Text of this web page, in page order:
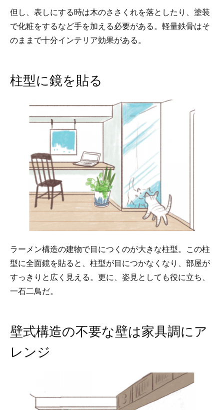
但し、表しにする時は木のささくれを落としたり、塗装
で化粧をするなど手を加える必要がある。軽量鉄骨はそ
のままで十分インテリア効果がある。
柱型に鏡を貼る
ラーメン構造の建物で目につくのが大きな柱型。この柱
型に全面鏡を貼ると、柱型が目につかなくなり、部屋が
すっきりと広く見える。更に、姿見としても役に立ち、
一石二鳥だ。
壁式構造の不要な壁は家具調にア
レンジ